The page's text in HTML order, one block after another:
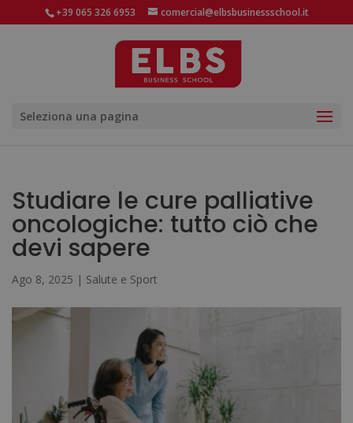
+39 065 326 6953 comercial@elbsbusinessschool.it
Seleziona una pagina
Studiare le cure palliative
oncologiche: tutto ciò che
devi sapere
Ago 8, 2025 | Salute e Sport